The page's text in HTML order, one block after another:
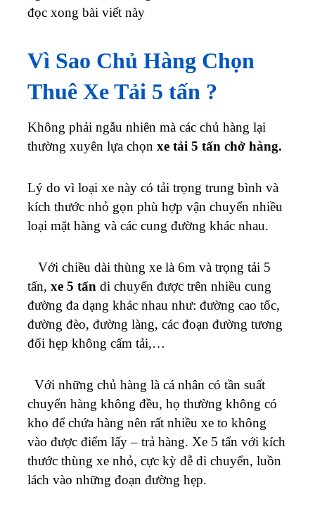
đọc xong bài viết này
Vì Sao Chủ Hàng Chọn
Thuê Xe Tải 5 tấn ?
Không phải ngẫu nhiên mà các chủ hàng lại
thường xuyên lựa chọn xe tải 5 tấn chở hàng.
Lý do vì loại xe này có tải trọng trung bình và
kích thước nhỏ gọn phù hợp vận chuyển nhiều
loại mặt hàng và các cung đường khác nhau.
Với chiều dài thùng xe là 6m và trọng tải 5
tấn, xe 5 tấn di chuyển được trên nhiều cung
đường đa dạng khác nhau như: đường cao tốc,
đường đèo, đường làng, các đoạn đường tương
đối hẹp không cấm tải,…
Với những chủ hàng là cá nhân có tần suất
chuyển hàng không đều, họ thường không có
kho để chứa hàng nên rất nhiều xe to không
vào được điểm lấy – trả hàng. Xe 5 tấn với kích
thước thùng xe nhỏ, cực kỳ dễ di chuyển, luồn
lách vào những đoạn đường hẹp.